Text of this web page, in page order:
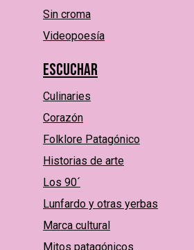
Sin croma
Videopoesía
Escuchar
Culinaries
Corazón
Folklore Patagónico
Historias de arte
Los 90´
Lunfardo y otras yerbas
Marca cultural
Mitos patagónicos